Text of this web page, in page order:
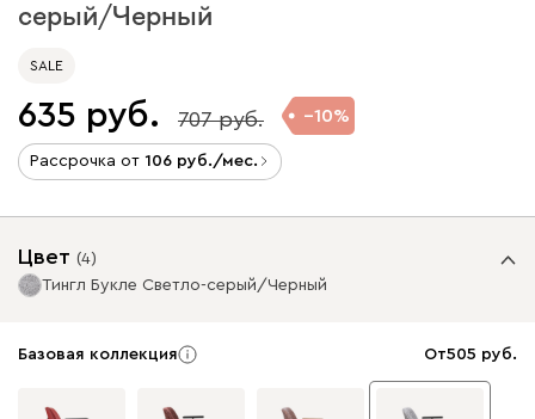
серый/Черный
SALE
635 707 10
Рассрочка от 106 /мес.
Цвет (4)
Тингл Букле Светло-серый/Черный
Базовая коллекция От505